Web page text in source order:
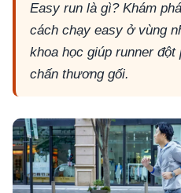
Easy run là gì? Khám
cách chạy easy ở vùng
khoa học giúp runner
chấn thương gối.